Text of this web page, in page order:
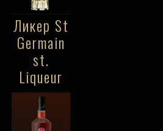
Ликер St
Germain
st.
Liqueur